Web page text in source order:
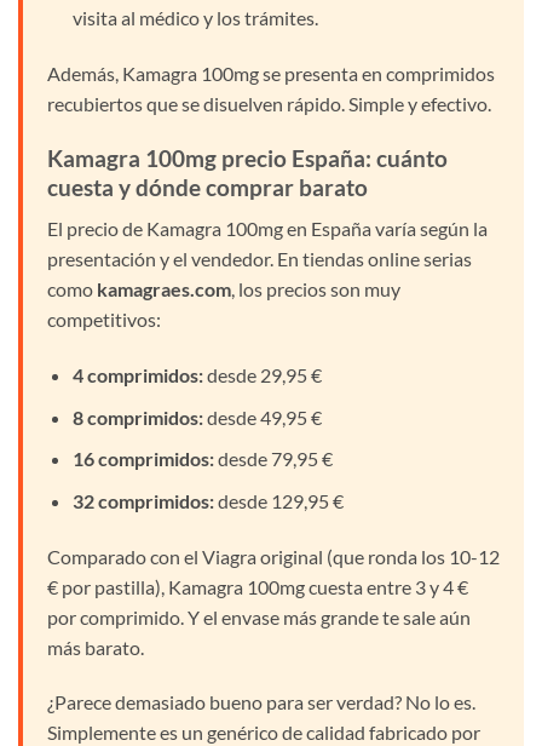
visita al médico y los trámites.
Además, Kamagra 100mg se presenta en comprimidos
recubiertos que se disuelven rápido. Simple y efectivo.
Kamagra 100mg precio España: cuánto
cuesta y dónde comprar barato
El precio de Kamagra 100mg en España varía según la
presentación y el vendedor. En tiendas online serias
como kamagraes.com, los precios son muy
competitivos:
4 comprimidos:desde 29,95 €
8 comprimidos:desde 49,95 €
16 comprimidos:desde 79,95 €
32 comprimidos:desde 129,95 €
Comparado con el Viagra original (que ronda los 10-12
€ por pastilla), Kamagra 100mg cuesta entre 3 y 4 €
por comprimido. Y el envase más grande te sale aún
más barato.
¿Parece demasiado bueno para ser verdad? No lo es.
Simplemente es un genérico de calidad fabricado por